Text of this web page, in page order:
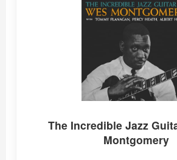
The Incredible Jazz
Montgomery